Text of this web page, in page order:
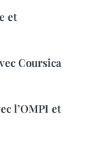
et
Coursica
l’OMPI et